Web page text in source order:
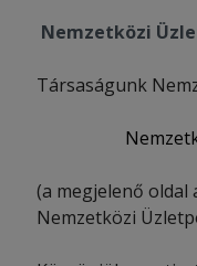
Nemzetközi
Társaságunk
(a megjelenő
Nemzetközi